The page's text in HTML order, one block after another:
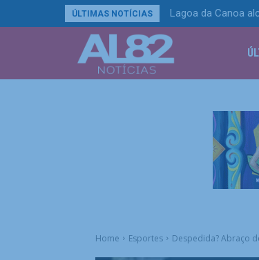
ÚLTIMAS NOTÍCIAS Lagoa da Canoa
Trens e metrô
Home Esportes Despedida? Abraço